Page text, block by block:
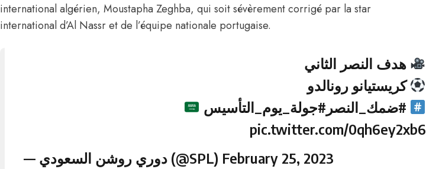
international algérien, Moustapha Zeghba, qui soit sévèrement corrigé par la star
international d’Al Nassr et de l’équipe nationale portugaise.
هدف النصر الثاني
كريستيانو رونالدو
#ضمك_النصر #جولة_يوم_التأسيس
pic.twitter.com/0qh6ey2xb6
— دوري روشن السعودي (@SPL) February 25, 2023